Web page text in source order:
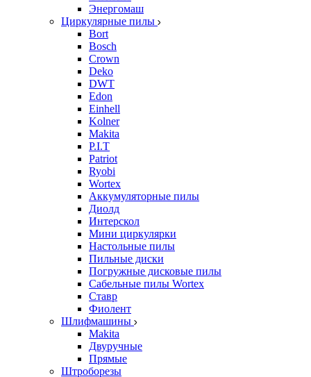
Энергомаш
Циркулярные пилы
Bort
Bosch
Crown
Deko
DWT
Edon
Einhell
Kolner
Makita
P.I.T
Patriot
Ryobi
Wortex
Аккумуляторные пилы
Диолд
Интерскол
Мини циркулярки
Настольные пилы
Пильные диски
Погружные дисковые пилы
Сабельные пилы Wortex
Ставр
Фиолент
Шлифмашины
Makita
Двуручные
Прямые
Штроборезы